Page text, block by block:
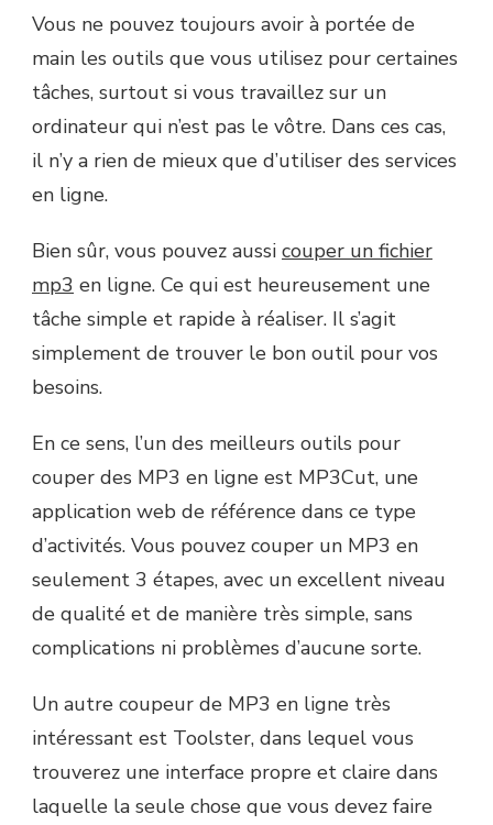
Vous ne pouvez toujours avoir à portée de
main les outils que vous utilisez pour certaines
tâches, surtout si vous travaillez sur un
ordinateur qui n’est pas le vôtre. Dans ces cas,
il n’y a rien de mieux que d’utiliser des services
en ligne.
Bien sûr, vous pouvez aussi couper un fichier
mp3 en ligne. Ce qui est heureusement une
tâche simple et rapide à réaliser. Il s’agit
simplement de trouver le bon outil pour vos
besoins.
En ce sens, l’un des meilleurs outils pour
couper des MP3 en ligne est MP3Cut, une
application web de référence dans ce type
d’activités. Vous pouvez couper un MP3 en
seulement 3 étapes, avec un excellent niveau
de qualité et de manière très simple, sans
complications ni problèmes d’aucune sorte.
Un autre coupeur de MP3 en ligne très
intéressant est Toolster, dans lequel vous
trouverez une interface propre et claire dans
laquelle la seule chose que vous devez faire